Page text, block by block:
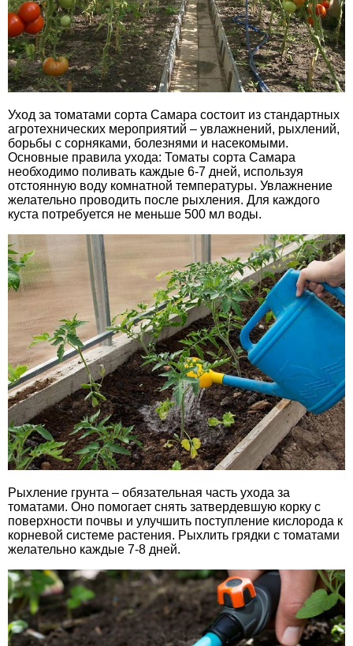
Уход за томатами сорта Самара состоит из стандартных
агротехнических мероприятий – увлажнений, рыхлений,
борьбы с сорняками, болезнями и насекомыми.
Основные правила ухода: Томаты сорта Самара
необходимо поливать каждые 6-7 дней, используя
отстоянную воду комнатной температуры. Увлажнение
желательно проводить после рыхления. Для каждого
куста потребуется не меньше 500 мл воды.
Рыхление грунта – обязательная часть ухода за
томатами. Оно помогает снять затвердевшую корку с
поверхности почвы и улучшить поступление кислорода к
корневой системе растения. Рыхлить грядки с томатами
желательно каждые 7-8 дней.